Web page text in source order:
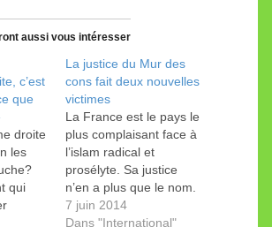
aussi vous intéresser
c’est
que
droite
les
qui
rejette
La justice du Mur des
cons fait deux nouvelles
victimes
La France est le pays le
plus complaisant face à
l’islam radical et
prosélyte. Sa justice
n’en a plus que le nom.
Les lanceurs d’alerte se
retrouvent au tribunal
7 juin 2014
Dans "International"